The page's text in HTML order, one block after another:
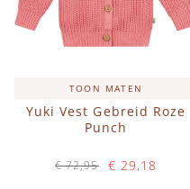
TOON MATEN
Yuki Vest Gebreid Roze
Punch
€ 29,18
€ 72,95